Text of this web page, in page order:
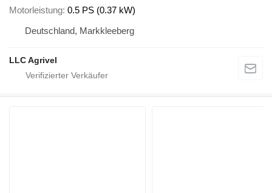
Motorleistung 0.5 PS (0.37 kW)
Deutschland, Markkleeberg
LLC Agrivel